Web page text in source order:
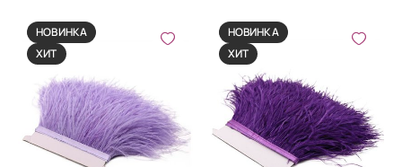
НОВИНКА
ХИТ
НОВИНКА
ХИТ